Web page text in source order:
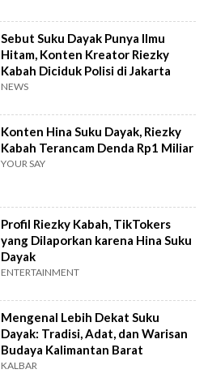
Sebut Suku Dayak Punya Ilmu
Hitam, Konten Kreator Riezky
Kabah Diciduk Polisi di Jakarta
NEWS
Konten Hina Suku Dayak, Riezky
Kabah Terancam Denda Rp1 Miliar
YOUR SAY
Profil Riezky Kabah, TikTokers
yang Dilaporkan karena Hina Suku
Dayak
ENTERTAINMENT
Mengenal Lebih Dekat Suku
Dayak: Tradisi, Adat, dan Warisan
Budaya Kalimantan Barat
KALBAR